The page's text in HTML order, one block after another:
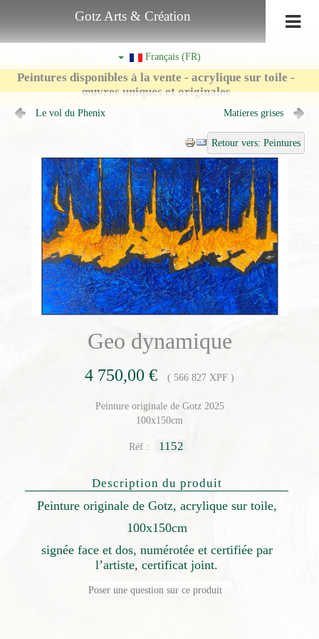
Gotz Arts & Création
Français (FR)
Peintures disponibles à la vente - acrylique sur toile -
œuvres uniques et originales
Le vol du Phenix Matieres grises
Retour vers: Peintures
Geo dynamique
4 750,00 € ( 566 827 XPF )
Peinture originale de Gotz 2025
100x150cm
Réf : 1152
Description du produit
Peinture originale de Gotz, acrylique sur toile,
100x150cm
signée face et dos, numérotée et certifiée par
l’artiste, certificat joint.
Poser une question sur ce produit